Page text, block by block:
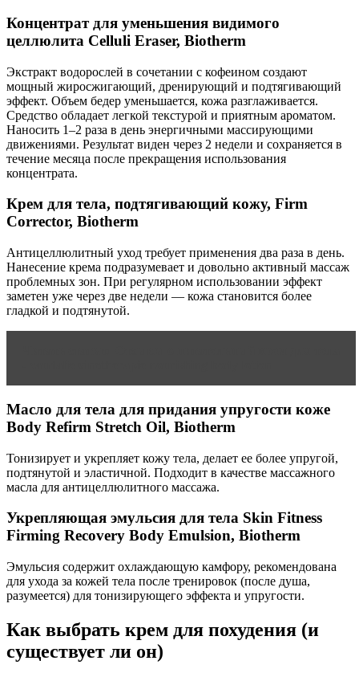
Концентрат для уменьшения видимого
целлюлита Celluli Eraser, Biotherm
Экстракт водорослей в сочетании с кофеином создают
мощный жиросжигающий, дренирующий и подтягивающий
эффект. Объем бедер уменьшается, кожа разглаживается.
Средство обладает легкой текстурой и приятным ароматом.
Наносить 1–2 раза в день энергичными массирующими
движениями. Результат виден через 2 недели и сохраняется в
течение месяца после прекращения использования
концентрата.
Крем для тела, подтягивающий кожу, Firm
Corrector, Biotherm
Антицеллюлитный уход требует применения два раза в день.
Нанесение крема подразумевает и довольно активный массаж
проблемных зон. При регулярном использовании эффект
заметен уже через две недели — кожа становится более
гладкой и подтянутой.
Масло для тела для придания упругости коже
Body Refirm Stretch Oil, Biotherm
Тонизирует и укрепляет кожу тела, делает ее более упругой,
подтянутой и эластичной. Подходит в качестве массажного
масла для антицеллюлитного массажа.
Укрепляющая эмульсия для тела Skin Fitness
Firming Recovery Body Emulsion, Biotherm
Эмульсия содержит охлаждающую камфору, рекомендована
для ухода за кожей тела после тренировок (после душа,
разумеется) для тонизирующего эффекта и упругости.
Как выбрать крем для похудения (и
существует ли он)